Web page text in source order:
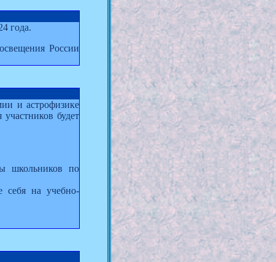
года.
России
и астрофизике
будет
школьников по
себя на учебно-